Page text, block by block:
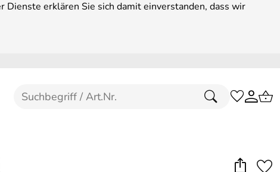
erklären Sie sich damit einverstanden, dass wir